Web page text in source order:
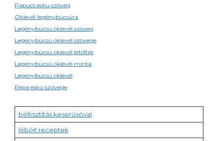
Papucs esku szoveg
Oklevél legénybúcsúra
Legénybúcsú oklevél szöveg
Legénybúcsú oklevél szövege
Legénybúcsú oklevél letöltés
Legénybúcsú oklevél minta
Legénybúcsú oklevél
Répa eskü szövege
béltisztítás keserűsóval
léböjt receptek